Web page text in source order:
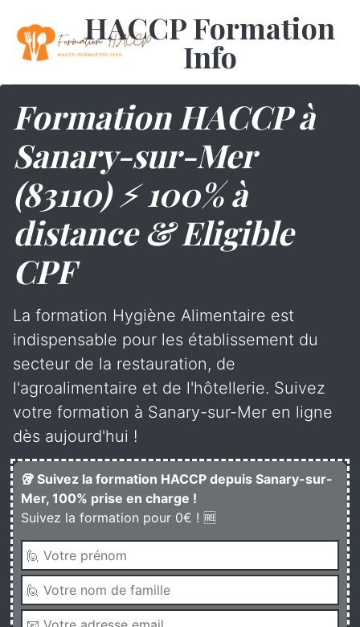
HACCP Formation
Info
Formation HACCP à
Sanary-sur-Mer
(83110) ⚡ 100% à
distance & Eligible
CPF
La formation Hygiène Alimentaire est
indispensable pour les établissement du
secteur de la restauration, de
l'agroalimentaire et de l'hôtellerie. Suivez
votre formation à Sanary-sur-Mer en ligne
dès aujourd'hui !
🥡 Suivez la formation HACCP depuis Sanary-sur-
Mer, 100% prise en charge !
Suivez la formation pour 0€ ! 🆓